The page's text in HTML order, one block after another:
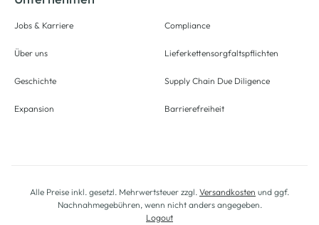
Jobs & Karriere
Über uns
Geschichte
Expansion
Compliance
Lieferkettensorgfaltspflichten
Supply Chain Due Diligence
Barrierefreiheit
Alle Preise inkl. gesetzl. Mehrwertsteuer zzgl. Versandkosten und ggf.
Nachnahmegebühren, wenn nicht anders angegeben.
Logout